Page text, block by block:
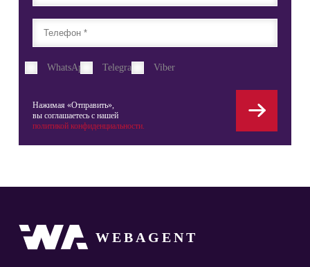
WhatsApp Telegram Viber
Нажимая «Отправить»,
вы соглашаетесь с нашей
политикой конфиденциальности.
WEBAGENT